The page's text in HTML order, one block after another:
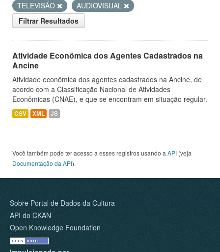
TELEVISÃO
AUDIOVISUAL
Filtrar Resultados
Atividade Econômica dos Agentes Cadastrados na
Ancine
Atividade econômica dos agentes cadastrados na Ancine, de
acordo com a Classificação Nacional de Atividades
Econômicas (CNAE), e que se encontram em situação regular.
CSV XML JS
Você também pode ter acesso a esses registros usando a API (veja
Documentação da API).
Sobre Portal de Dados da Cultura
API do CKAN
Open Knowledge Foundation